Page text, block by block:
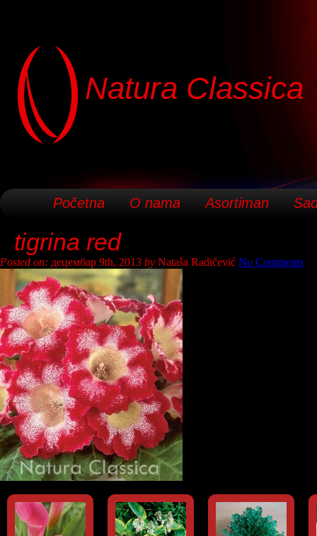
Natura Classica
Početna O nama Asortiman
tigrina red
Posted on: децембар 9th, 2013 by Nataša Radičević No Comments